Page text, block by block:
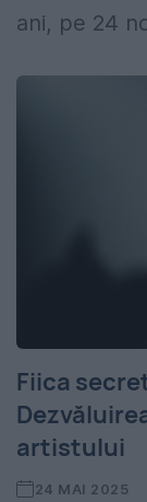
ani, pe 24
Fiica
artistului
24 MAI 2025